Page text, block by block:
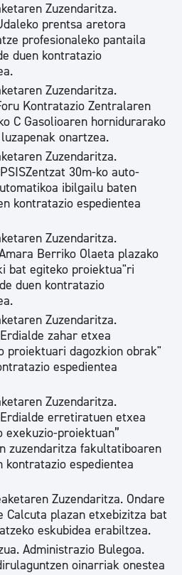
Zuzendaritza.
prentsa aretora
profesionaleko pantaila
duen kontratazio
Zuzendaritza.
Kontratazio Zentralaren
C Gasolioaren hornidurarako
onartzea.
Zuzendaritza.
30m-ko auto-
ibilgailu baten
kontratazio espedientea
Zuzendaritza.
Berriko Olaeta plazako
bat egiteko proiektua"ri
duen kontratazio
Zuzendaritza.
zahar etxea
proiektuari dagozkion obrak"
espedientea
Zuzendaritza.
erretiratuen etxea
exekuzio-proiektuan”
zuzendaritza fakultatiboaren
kontratazio espedientea
Zuzendaritza. Ondare
Calcuta plazan etxebizitza bat
eskubidea erabiltzea.
Administrazio Bulegoa.
oinarriak onestea